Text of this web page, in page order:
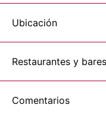
Ubicación
Restaurantes y bares
Comentarios